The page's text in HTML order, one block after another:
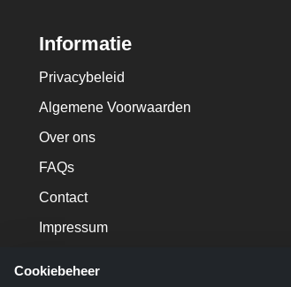
Informatie
Privacybeleid
Algemene Voorwaarden
Over ons
FAQs
Contact
Impressum
Cookiebeheer